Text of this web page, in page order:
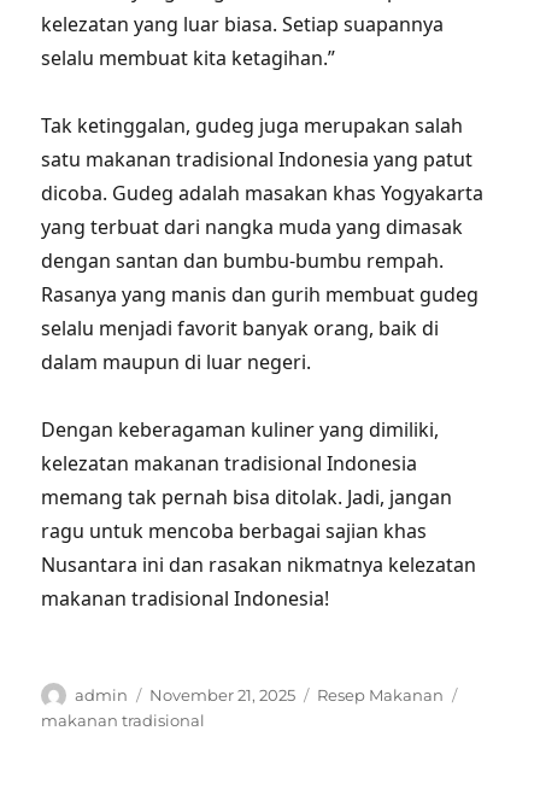
kelezatan yang luar biasa. Setiap suapannya
selalu membuat kita ketagihan.”
Tak ketinggalan, gudeg juga merupakan salah
satu makanan tradisional Indonesia yang patut
dicoba. Gudeg adalah masakan khas Yogyakarta
yang terbuat dari nangka muda yang dimasak
dengan santan dan bumbu-bumbu rempah.
Rasanya yang manis dan gurih membuat gudeg
selalu menjadi favorit banyak orang, baik di
dalam maupun di luar negeri.
Dengan keberagaman kuliner yang dimiliki,
kelezatan makanan tradisional Indonesia
memang tak pernah bisa ditolak. Jadi, jangan
ragu untuk mencoba berbagai sajian khas
Nusantara ini dan rasakan nikmatnya kelezatan
makanan tradisional Indonesia!
Author
admin
Posted
on
November 21, 2025 Categories
Resep Makanan
makanan tradisional